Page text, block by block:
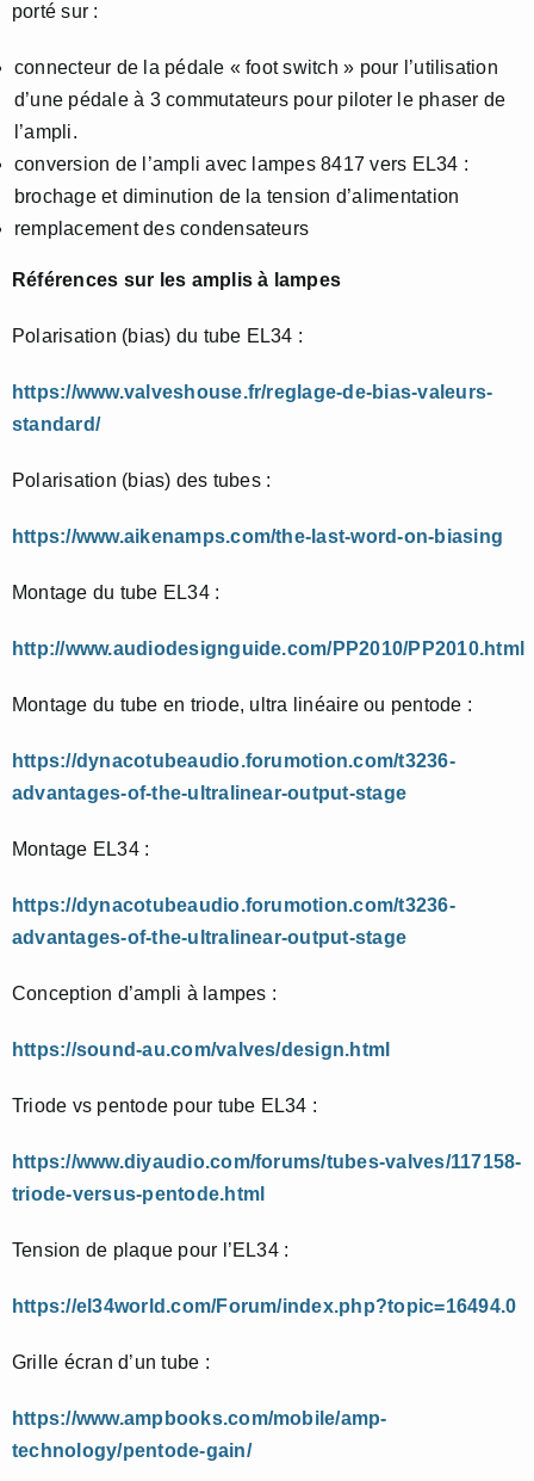
porté sur :
connecteur de la pédale « foot switch » pour l’utilisation
d’une pédale à 3 commutateurs pour piloter le phaser de
l’ampli.
conversion de l’ampli avec lampes 8417 vers EL34 :
brochage et diminution de la tension d’alimentation
remplacement des condensateurs
Références sur les amplis à lampes
Polarisation (bias) du tube EL34 :
https://www.valveshouse.fr/reglage-de-bias-valeurs-
standard/
Polarisation (bias) des tubes :
https://www.aikenamps.com/the-last-word-on-biasing
Montage du tube EL34 :
http://www.audiodesignguide.com/PP2010/PP2010.html
Montage du tube en triode, ultra linéaire ou pentode :
https://dynacotubeaudio.forumotion.com/t3236-
advantages-of-the-ultralinear-output-stage
Montage EL34 :
https://dynacotubeaudio.forumotion.com/t3236-
advantages-of-the-ultralinear-output-stage
Conception d’ampli à lampes :
https://sound-au.com/valves/design.html
Triode vs pentode pour tube EL34 :
https://www.diyaudio.com/forums/tubes-valves/117158-
triode-versus-pentode.html
Tension de plaque pour l’EL34 :
https://el34world.com/Forum/index.php?topic=16494.0
Grille écran d’un tube :
https://www.ampbooks.com/mobile/amp-
technology/pentode-gain/